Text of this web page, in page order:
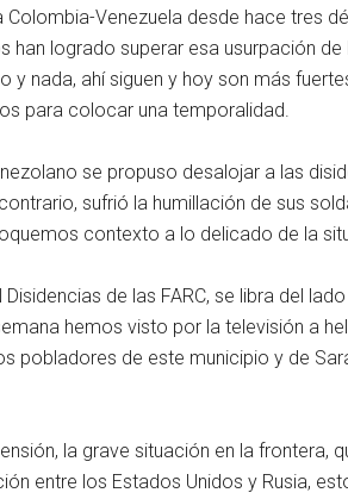
Colombia-Venezuela desde hace tres
han logrado superar esa usurpación
y nada, ahí siguen y hoy son más
para colocar una temporalidad.
se propuso desalojar a las
sufrió la humillación de sus
contexto a lo delicado de la
Disidencias de las FARC, se libra del
hemos visto por la televisión a
pobladores de este municipio y de
la grave situación en la frontera,
entre los Estados Unidos y Rusia,